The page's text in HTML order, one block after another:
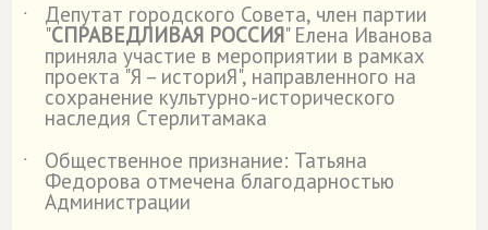
˙
Депутат городского Совета, член партии
"СПРАВЕДЛИВАЯ РОССИЯ" Елена Иванова
приняла участие в мероприятии в рамках
проекта "Я – историЯ", направленного на
сохранение культурно-исторического
наследия Стерлитамака
˙
Общественное признание: Татьяна
Федорова отмечена благодарностью
Администрации